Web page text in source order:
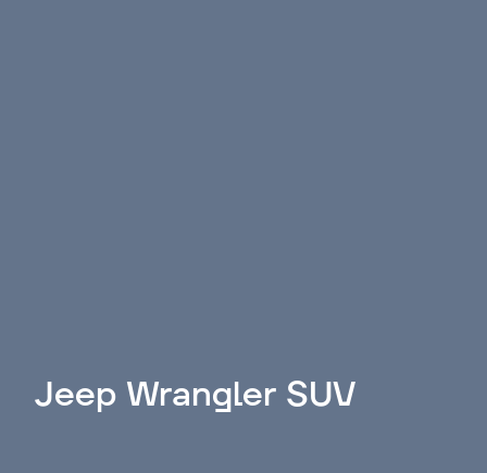
Jeep Wrangler SUV